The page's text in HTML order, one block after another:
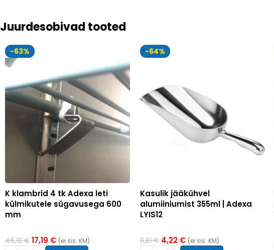
Juurdesobivad tooted
-63%
K klambrid 4 tk Adexa leti
külmikutele sügavusega 600
mm
46,18€ 17,19 € (ei sis. KM)
-64%
Kasulik jääkühvel
alumiiniumist 355ml | Adexa
LYIS12
11,81€ 4,22 € (ei sis. KM)